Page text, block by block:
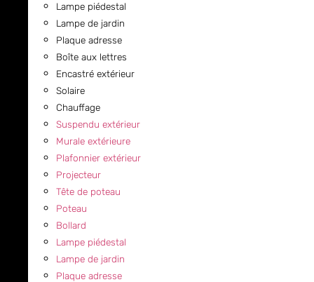
Lampe piédestal
Lampe de jardin
Plaque adresse
Boîte aux lettres
Encastré extérieur
Solaire
Chauffage
Suspendu extérieur
Murale extérieure
Plafonnier extérieur
Projecteur
Tête de poteau
Poteau
Bollard
Lampe piédestal
Lampe de jardin
Plaque adresse